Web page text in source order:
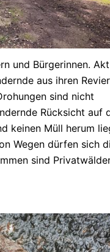
und Bürgerinnen.
aus ihren
sind nicht
Rücksicht auf
keinen Müll herum
Wegen dürfen sich
sind